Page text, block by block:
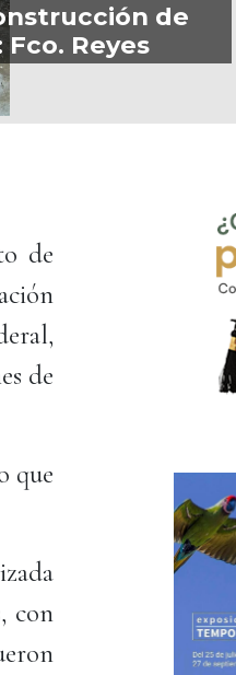
de
Reyes
de
de
que
con